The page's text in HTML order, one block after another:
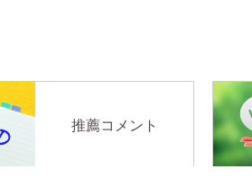
推薦コメント